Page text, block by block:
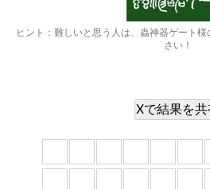
ヒント：難しいと思う人は、蟲神器ゲート
さい！
Xで結果を